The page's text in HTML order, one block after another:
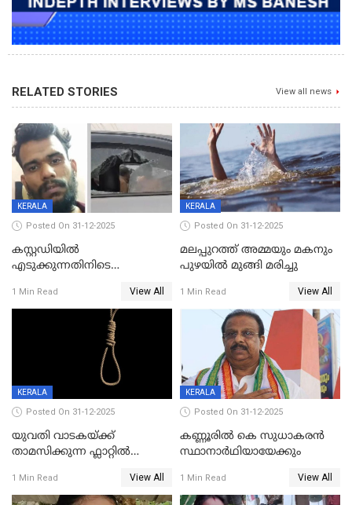
RELATED STORIES View all news
KERALA
Posted On 31-12-2025
കസ്റ്റഡിയിൽ
എടുക്കുന്നതിനിടെ
വധശ്രമക്കേസ് പ്രതി പിടിയിൽ
1 Min Read View All
KERALA
Posted On 31-12-2025
മലപ്പുറത്ത് അമ്മയും മകനും
പുഴയിൽ മുങ്ങി മരിച്ചു
1 Min Read View All
KERALA
Posted On 31-12-2025
യുവതി വാടകയ്ക്ക്
താമസിക്കുന്ന ഫ്ലാറ്റില്‍
സംഭവം കൈതപ്പൊയിലില്‍
1 Min Read View All
KERALA
Posted On 31-12-2025
കണ്ണൂരിൽ കെ സുധാകരൻ
സ്ഥാനാർഥിയായേക്കും
1 Min Read View All